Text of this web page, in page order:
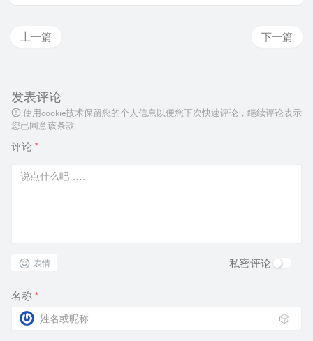
下一篇
上一篇
发表评论
使用cookie技术保留您的个人信息以便您下次快速评论，继续评论表示
您已同意该条款
评论 *
表情 私密评论
名称 *
🎲